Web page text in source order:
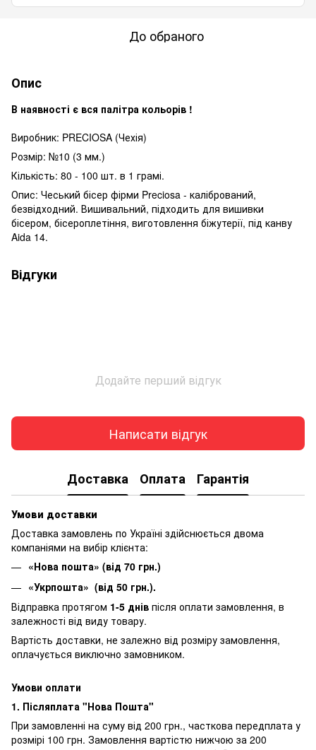
До обраного
Опис
В наявності є вся палітра кольорів !
Виробник: PRECIOSA (Чехія)
Розмір: №10 (3 мм.)
Кількість: 80 - 100 шт. в 1 грамі.
Опис: Чеський бісер фірми Preciosa - калібрований,
безвідходний. Вишивальний, підходить для вишивки
бісером, бісероплетіння, виготовлення біжутерії, під канву
Aida 14.
Відгуки
Додайте перший відгук
Написати відгук
Доставка Оплата Гарантія
Умови доставки
Доставка замовлень по Україні здійснюється двома
компаніями на вибір клієнта:
«Нова пошта» (від 70 грн.)
«Укрпошта» (від 50 грн.).
Відправка протягом 1-5 днів після оплати замовлення, в
залежності від виду товару.
Вартість доставки, не залежно від розміру замовлення,
оплачується виключно замовником.
Умови оплати
1. Післяплата "Нова Пошта"
При замовленні на суму від 200 грн., часткова передплата у
розмірі 100 грн. Замовлення вартістю нижчою за 200